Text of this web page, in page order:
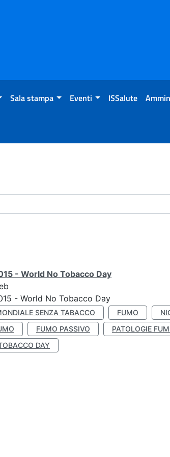
Sala stampa Eventi ISSalute
- World No Tobacco Day
- World No Tobacco Day
SENZA TABACCO FUMO
FUMO PASSIVO PATOLOGIE
DAY